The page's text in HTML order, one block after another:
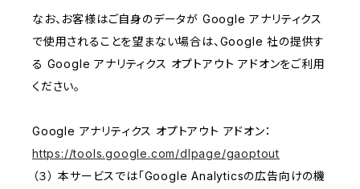
なお、お客様はご自身のデータが Google アナリティクス
で使用されることを望まない場合は、Google 社の提供す
る Google アナリティクス オプトアウト アドオンをご利用
ください。
Google アナリティクス オプトアウト アドオン：
https://tools.google.com/dlpage/gaoptout
（３） 本サービスでは「Google Analyticsの広告向けの機